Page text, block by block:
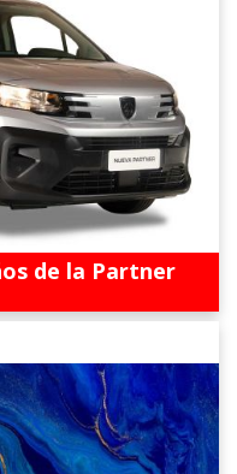
de la Partner